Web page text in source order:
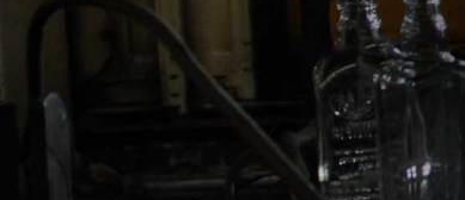
BOUTEILLES D'HUILE
BOUTEILLES DE BOISSON EN VERRE
BOUTEILLES EN VERRE D'EAU